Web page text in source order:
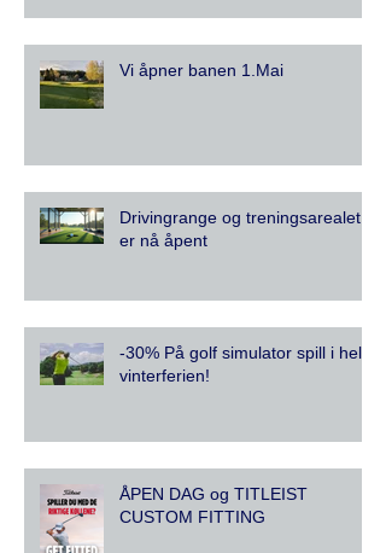
Vi åpner banen 1.Mai
Drivingrange og treningsarealet
er nå åpent
-30% På golf simulator spill i hele
vinterferien!
ÅPEN DAG og TITLEIST
CUSTOM FITTING